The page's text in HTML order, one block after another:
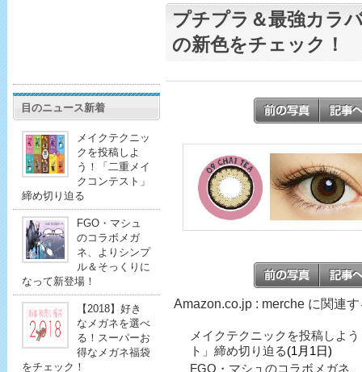
目のニュース新着
メイクテクニッ
クを投稿しよ
う！「二重メイ
クコンテスト」
締め切り迫る
FGO・マシュ
のコラボメガ
ネ、よりシンプ
ル＆そっくりに
なって新登場！
【2018】好き
なメガネを選べ
る！スーパーお
得なメガネ福袋
をチェック！
プチプラ＆最強カラ
の新色をチェック！
Amazon.co.jp : merche に関連
メイクテクニックを投稿しよ
ト」締め切り迫る(1月1日)
FGO・マシュのコラボメガネ